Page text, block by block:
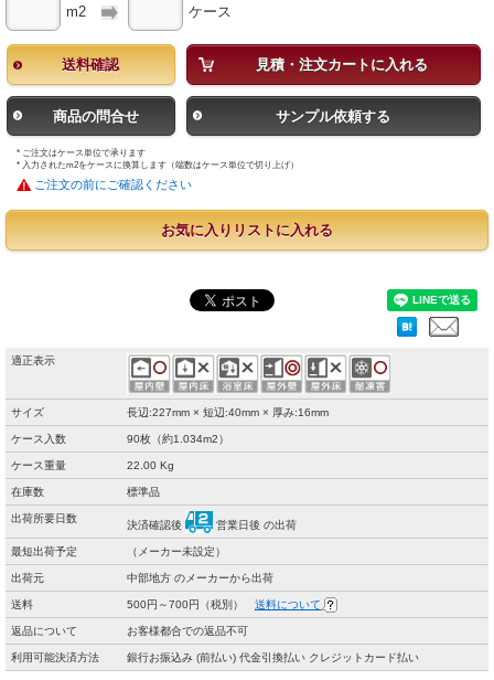
m2 ケース
送料確認 見積・注文カートに入れる
商品の問合せ サンプル依頼する
* ご注文はケース単位で承ります
* 入力されたm2をケースに換算します（端数はケース単位で切り上げ）
ご注文の前にご確認ください
お気に入りリストに入れる
適正表示
サイズ 長辺:227mm × 短辺:40mm × 厚み:16mm
ケース入数 90枚（約1.034m2）
ケース重量 22.00 Kg
在庫数 標準品
出荷所要日数
決済確認後 営業日後 の出荷
最短出荷予定 （メーカー未設定）
出荷元 中部地方 のメーカーから出荷
送料 500円～700円（税別） 送料について
返品について お客様都合での返品不可
利用可能決済方法 銀行お振込み (前払い) 代金引換払い クレジットカード払い